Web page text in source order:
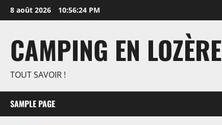
Aller
au
8 août 2026 10:56:25 PM
CAMPING EN LOZÈRE
TOUT SAVOIR !
SAMPLE PAGE